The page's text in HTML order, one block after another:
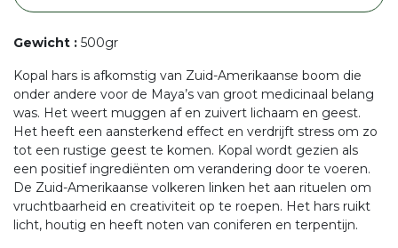
Gewicht : 500gr
Kopal hars is afkomstig van Zuid-Amerikaanse boom die
onder andere voor de Maya’s van groot medicinaal belang
was. Het weert muggen af en zuivert lichaam en geest.
Het heeft een aansterkend effect en verdrijft stress om zo
tot een rustige geest te komen. Kopal wordt gezien als
een positief ingrediënten om verandering door te voeren.
De Zuid-Amerikaanse volkeren linken het aan rituelen om
vruchtbaarheid en creativiteit op te roepen. Het hars ruikt
licht, houtig en heeft noten van coniferen en terpentijn.